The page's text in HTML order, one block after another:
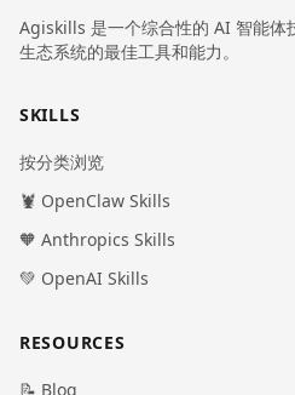
Agiskills 是一个综合性的 AI 智能体
生态系统的最佳工具和能力。
SKILLS
按分类浏览
🦞 OpenClaw Skills
🧡 Anthropics Skills
💚 OpenAI Skills
RESOURCES
📝 Blog